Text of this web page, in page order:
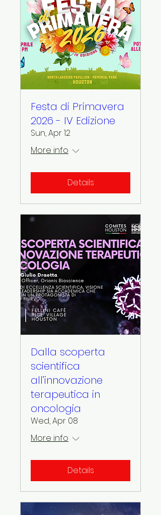
Festa di Primavera
2026 - IV Edizione
Sun, Apr 12
More info
Details
Dalla scoperta
scientifica
all’innovazione
terapeutica in
oncologia
Wed, Apr 08
More info
Details